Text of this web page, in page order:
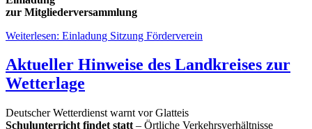
zur Mitgliederversammlung
Weiterlesen: Einladung Sitzung Förderverein
Aktueller Hinweise des Landkreises zur
Wetterlage
Deutscher Wetterdienst warnt vor Glatteis
Schulunterricht findet statt – Örtliche Verkehrsverhältnisse